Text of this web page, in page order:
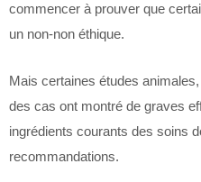
commencer à prouver que
un non-non éthique.
Mais certaines études
des cas ont montré de graves
ingrédients courants des soins
recommandations.